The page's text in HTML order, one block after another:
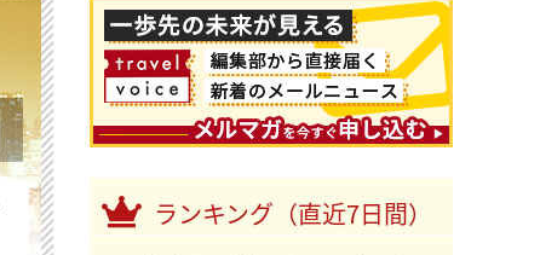
ランキング（直近7日間）